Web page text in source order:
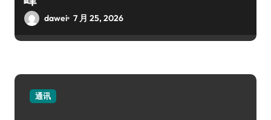
dawei 7 月 25, 2026
通讯